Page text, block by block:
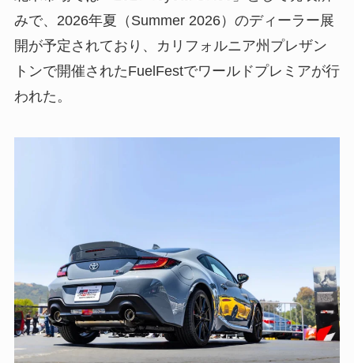
みで、2026年夏（Summer 2026）のディーラー展
開が予定されており、カリフォルニア州プレザン
トンで開催されたFuelFestでワールドプレミアが行
われた。